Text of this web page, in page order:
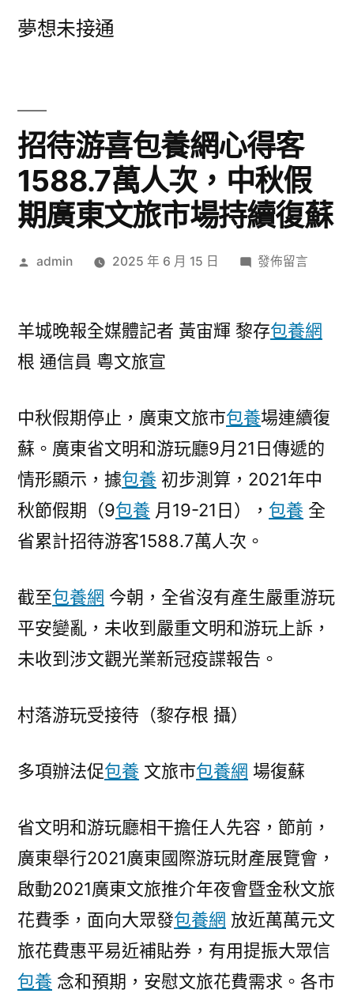
夢想未接通
招待游喜包養網心得客
1588.7萬人次，中秋假
期廣東文旅市場持續復蘇
作
admin 2025 年 6 月 15 日
在
游
網
心
得
客
1588.7
人
中
假
期
市
續
復
蘇〉
發佈留言
羊城晚報全媒體記者 黃宙輝 黎存包養網
根 通信員 粵文旅宣
中秋假期停止，廣東文旅市包養場連續復
蘇。廣東省文明和游玩廳9月21日傳遞的
情形顯示，據包養 初步測算，2021年中
秋節假期（9包養 月19-21日）， 包養 全
省累計招待游客1588.7萬人次。
截至包養網 今朝，全省沒有產生嚴重游玩
平安變亂，未收到嚴重文明和游玩上訴，
未收到涉文觀光業新冠疫諜報告。
村落游玩受接待（黎存根 攝）
多項辦法促包養 文旅市包養網 場復蘇
省文明和游玩廳相干擔任人先容，節前，
廣東舉行2021廣東國際游玩財產展覽會，
啟動2021廣東文旅推介年夜會暨金秋文旅
花費季，面向大眾發包養網 放近萬萬元文
旅花費惠平易近補貼券，有用提振大眾信
包養 念和預期，安慰文旅花費需求。各市